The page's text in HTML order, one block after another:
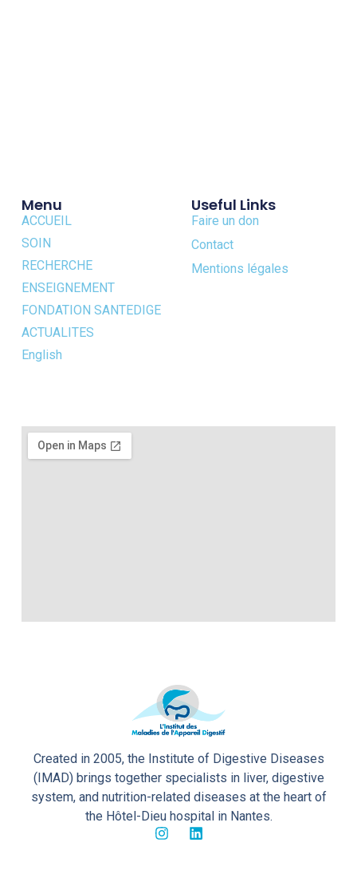
Created in 2005, the Institute of Digestive Diseases
(IMAD) brings together specialists in liver, digestive
system, and nutrition-related diseases at the heart of
the Hôtel-Dieu hospital in Nantes.
Menu
ACCUEIL
SOIN
RECHERCHE
ENSEIGNEMENT
FONDATION SANTEDIGE
ACTUALITES
English
Useful Links
Faire un don
Contact
Mentions légales